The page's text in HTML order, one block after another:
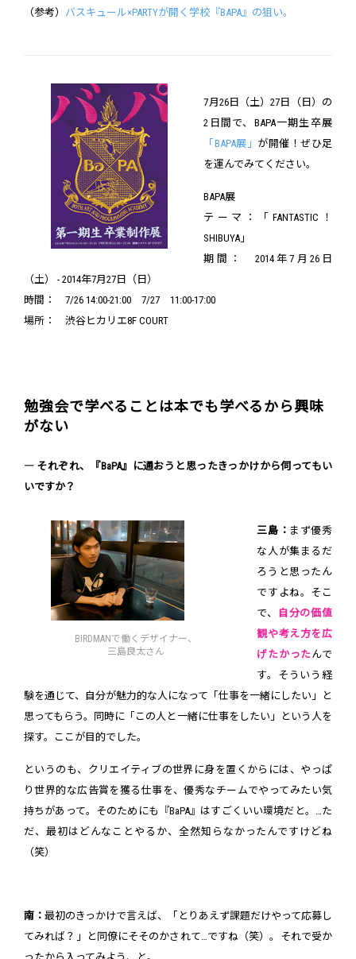
（参考） バスキュール×PARTYが開く学校『BAPA』の狙い。
7月26日（土）27日（日）の
2日間で、BAPA一期生卒展
「BAPA展」 が開催！ぜひ足
を運んでみてください。
BAPA展
テーマ：「FANTASTIC！
SHIBUYA」
期間： 2014年7月26日
（土） - 2014年7月27日（日）
時間： 7/26 14:00-21:00 7/27 11:00-17:00
場所： 渋谷ヒカリエ8F COURT
勉強会で学べることは本でも学べるから興味
がない
― それぞれ、『BaPA』に通おうと思ったきっかけから伺ってもい
いですか？
BIRDMANで働くデザイナー、
三島良太さん
三島： まず優秀
な人が集まるだ
ろうと思ったん
ですよね。そこ
で、 自分の価値
観や考え方を広
げたかったんで
す。そういう経
験を通じて、自分が魅力的な人になって「仕事を一緒にしたい」と
思ってもらう。同時に「この人と一緒に仕事をしたい」という人を
探す。ここが目的でした。
というのも、クリエイティブの世界に身を置くからには、やっぱ
り世界的な広告賞を獲る仕事を、優秀なチームでやってみたい気
持ちがあって。そのためにも『BaPA』はすごくいい環境だと。…た
だ、最初はどんなことやるか、全然知らなかったんですけどね
（笑）
南： 最初のきっかけで言えば、「とりあえず課題だけやって応募し
てみれば？」と同僚にそそのかされて…ですね（笑）。それで受か